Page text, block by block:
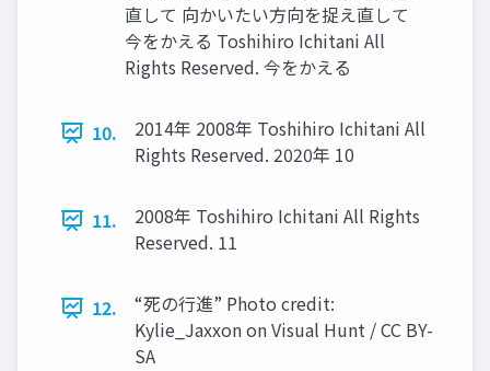
直して 向かいたい⽅向を捉え直して
今をかえる Toshihiro Ichitani All
Rights Reserved. 今をかえる
10.
2014年 2008年 Toshihiro Ichitani All
Rights Reserved. 2020年 10
11.
2008年 Toshihiro Ichitani All Rights
Reserved. 11
12.
“死の⾏進” Photo credit:
Kylie_Jaxxon on Visual Hunt / CC BY-
SA